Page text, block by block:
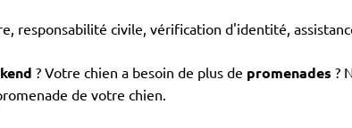
responsabilité civile, vérification d'identité,
? Votre chien a besoin de plus de promenades ?
de votre chien.